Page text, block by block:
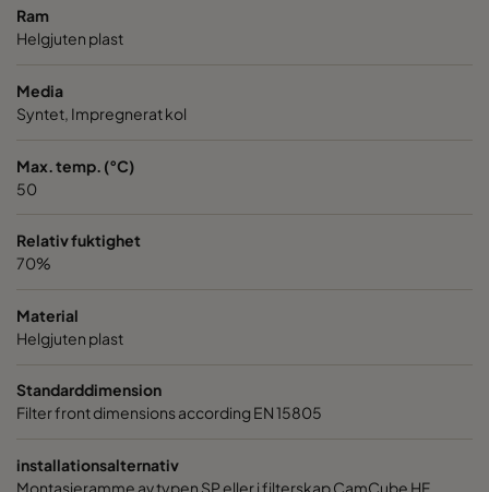
Ram
Helgjuten plast
Media
Syntet, Impregnerat kol
Max. temp. (°C)
50
Relativ fuktighet
70%
Material
Helgjuten plast
Standarddimension
Filter front dimensions according EN 15805
installationsalternativ
Montasjeramme av typen SP eller i filterskap CamCube HF.